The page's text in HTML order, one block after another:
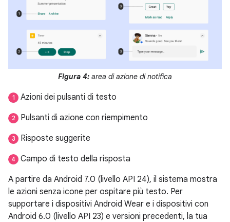
Figura 4: area di azione di notifica
1 Azioni dei pulsanti di testo
2 Pulsanti di azione con riempimento
3 Risposte suggerite
4
Campo di testo della risposta
A partire da Android 7.0 (livello API 24), il sistema mostra
le azioni senza icone per ospitare più testo. Per
supportare i dispositivi Android Wear e i dispositivi con
Android 6.0 (livello API 23) e versioni precedenti, la tua